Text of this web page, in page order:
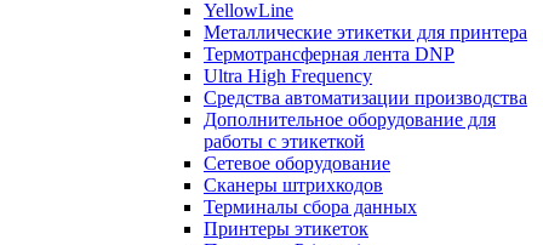
YellowLine
Металлические этикетки для принтера
Термотрансферная лента DNP
Ultra High Frequency
Средства автоматизации производства
Дополнительное оборудование для
работы с этикеткой
Сетевое оборудование
Сканеры штрихкодов
Терминалы сбора данных
Принтеры этикеток